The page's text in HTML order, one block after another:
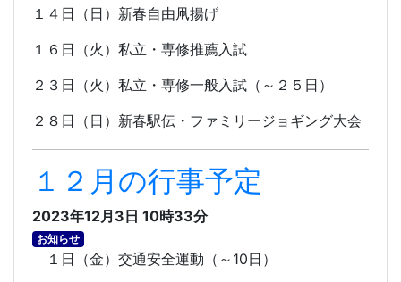
１４日（日）新春自由凧揚げ
１６日（火）私立・専修推薦入試
２３日（火）私立・専修一般入試（～２５日）
２８日（日）新春駅伝・ファミリージョギング大会
１２月の行事予定
2023年12月3日 10時33分
お知らせ
１日（金）交通安全運動（～ 10日）